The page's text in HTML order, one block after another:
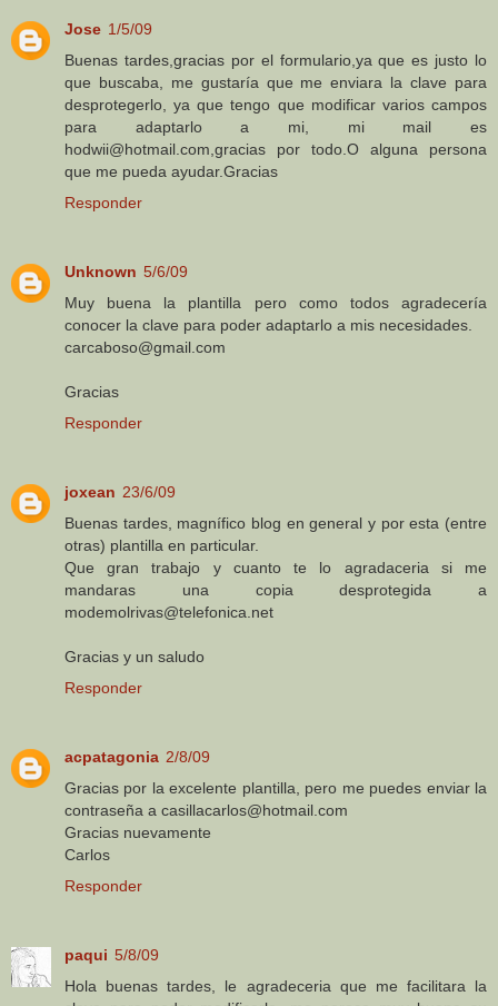
Jose 1/5/09
Buenas tardes,gracias por el formulario,ya que es justo lo
que buscaba, me gustaría que me enviara la clave para
desprotegerlo, ya que tengo que modificar varios campos
para adaptarlo a mi, mi mail es
hodwii@hotmail.com,gracias por todo.O alguna persona
que me pueda ayudar.Gracias
Responder
Unknown 5/6/09
Muy buena la plantilla pero como todos agradecería
conocer la clave para poder adaptarlo a mis necesidades.
carcaboso@gmail.com
Gracias
Responder
joxean 23/6/09
Buenas tardes, magnífico blog en general y por esta (entre
otras) plantilla en particular.
Que gran trabajo y cuanto te lo agradaceria si me
mandaras una copia desprotegida a
modemolrivas@telefonica.net
Gracias y un saludo
Responder
acpatagonia 2/8/09
Gracias por la excelente plantilla, pero me puedes enviar la
contraseña a casillacarlos@hotmail.com
Gracias nuevamente
Carlos
Responder
paqui 5/8/09
Hola buenas tardes, le agradeceria que me facilitara la